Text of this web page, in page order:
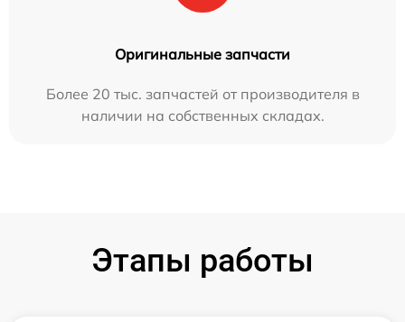
Оригинальные запчасти
Более 20 тыс. запчастей от производителя в
наличии на собственных складах.
Этапы работы